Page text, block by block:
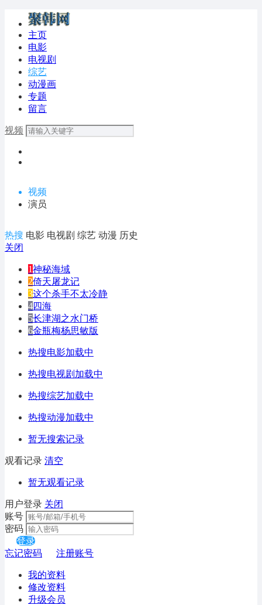
主页
电影
电视剧
综艺
动漫画
专题
留言
视频
视频
演员
热搜 电影 电视剧 综艺 动漫 历史
关闭
1神秘海域
2倚天屠龙记
3这个杀手不太冷静
4四海
5长津湖之水门桥
6金瓶梅杨思敏版
热搜电影加载中
热搜电视剧加载中
热搜综艺加载中
热搜动漫加载中
暂无搜索记录
观看记录 清空
暂无观看记录
用户登录 关闭
账号
密码
登录
忘记密码
注册账号
我的资料
修改资料
升级会员